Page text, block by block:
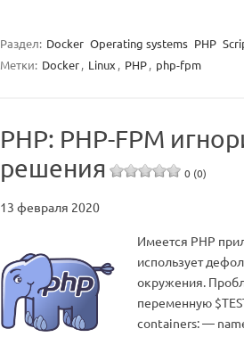
Раздел: Docker Operating systems PHP
Метки: Docker, Linux , PHP, php-fpm
PHP: PHP-FPM
решения
0 (0)
13 февраля 2020
Имеется PHP
использует
окружения.
переменную
containers: —